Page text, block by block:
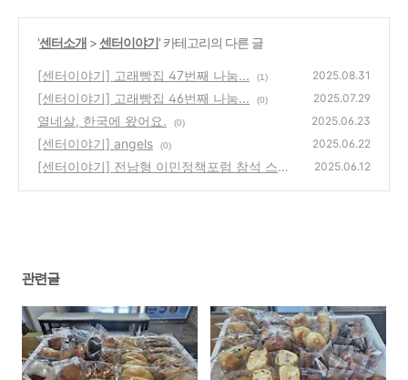
'센터소개 > 센터이야기' 카테고리의 다른 글
[센터이야기] 고래빵집 47번째 나눔... (1) 2025.08.31
[센터이야기] 고래빵집 46번째 나눔... (0) 2025.07.29
열네살, 한국에 왔어요. (0) 2025.06.23
[센터이야기] angels (0) 2025.06.22
[센터이야기] 전남형 이민정책포럼 참석 스케
2025.06.12
관련글